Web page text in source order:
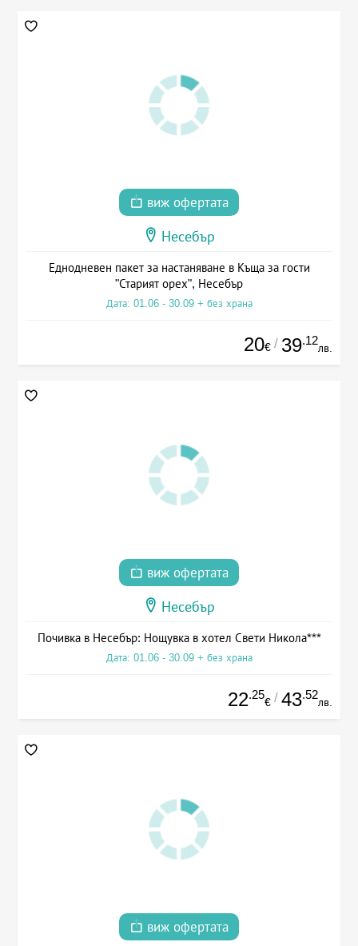
виж офертата
Несебър
Еднодневен пакет за настаняване в Къща за гости
"Старият орех", Несебър
Дата: 01.06 - 30.09 + без храна
20€ / 39.12
лв.
виж офертата
Несебър
Почивка в Несебър: Нощувка в хотел Свети Никола***
Дата: 01.06 - 30.09 + без храна
22.25
€ / 43.52
лв.
виж офертата